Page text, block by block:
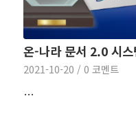
온-나라 문서 2.0 시
2021-10-20 / 0 코멘트
…